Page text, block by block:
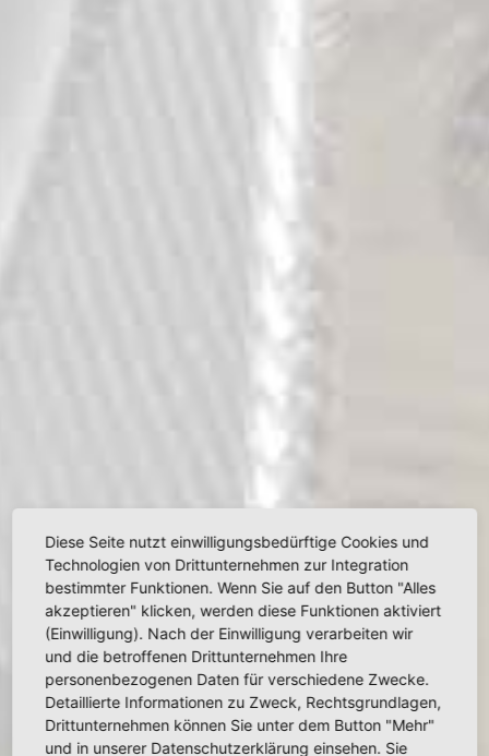
Diese Seite nutzt einwilligungsbedürftige Cookies und
Technologien von Drittunternehmen zur Integration
bestimmter Funktionen. Wenn Sie auf den Button "Alles
akzeptieren" klicken, werden diese Funktionen aktiviert
(Einwilligung). Nach der Einwilligung verarbeiten wir
und die betroffenen Drittunternehmen Ihre
personenbezogenen Daten für verschiedene Zwecke.
Detaillierte Informationen zu Zweck, Rechtsgrundlagen,
Drittunternehmen können Sie unter dem Button "Mehr"
und in unserer Datenschutzerklärung einsehen. Sie